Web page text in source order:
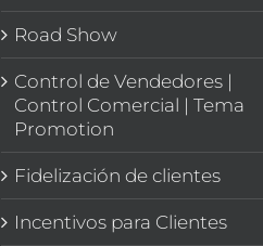
Road Show
Control de Vendedores |
Control Comercial | Tema
Promotion
Fidelización de clientes
Incentivos para Clientes